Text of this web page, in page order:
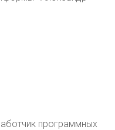
программных